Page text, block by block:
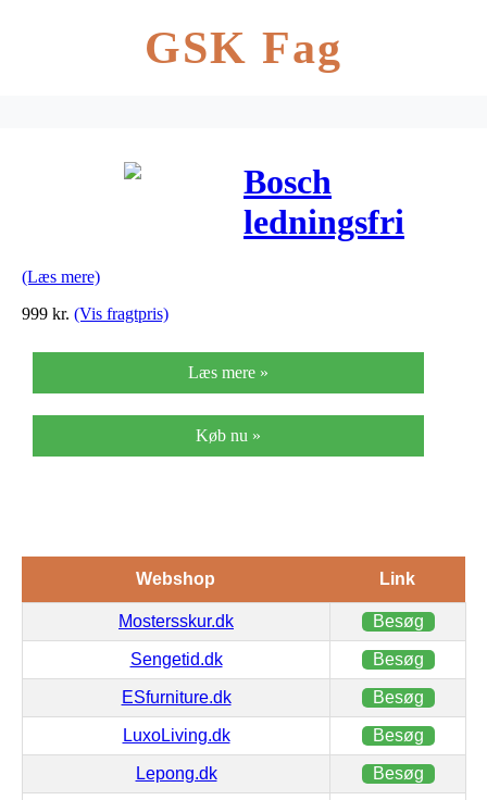
GSK Fag
Bosch
ledningsfri
BBH22042
(Læs mere)
999 kr. (Vis fragtpris)
Læs mere »
Køb nu »
Webshop Link
Mostersskur.dk Besøg
Sengetid.dk Besøg
ESfurniture.dk Besøg
LuxoLiving.dk Besøg
Lepong.dk Besøg